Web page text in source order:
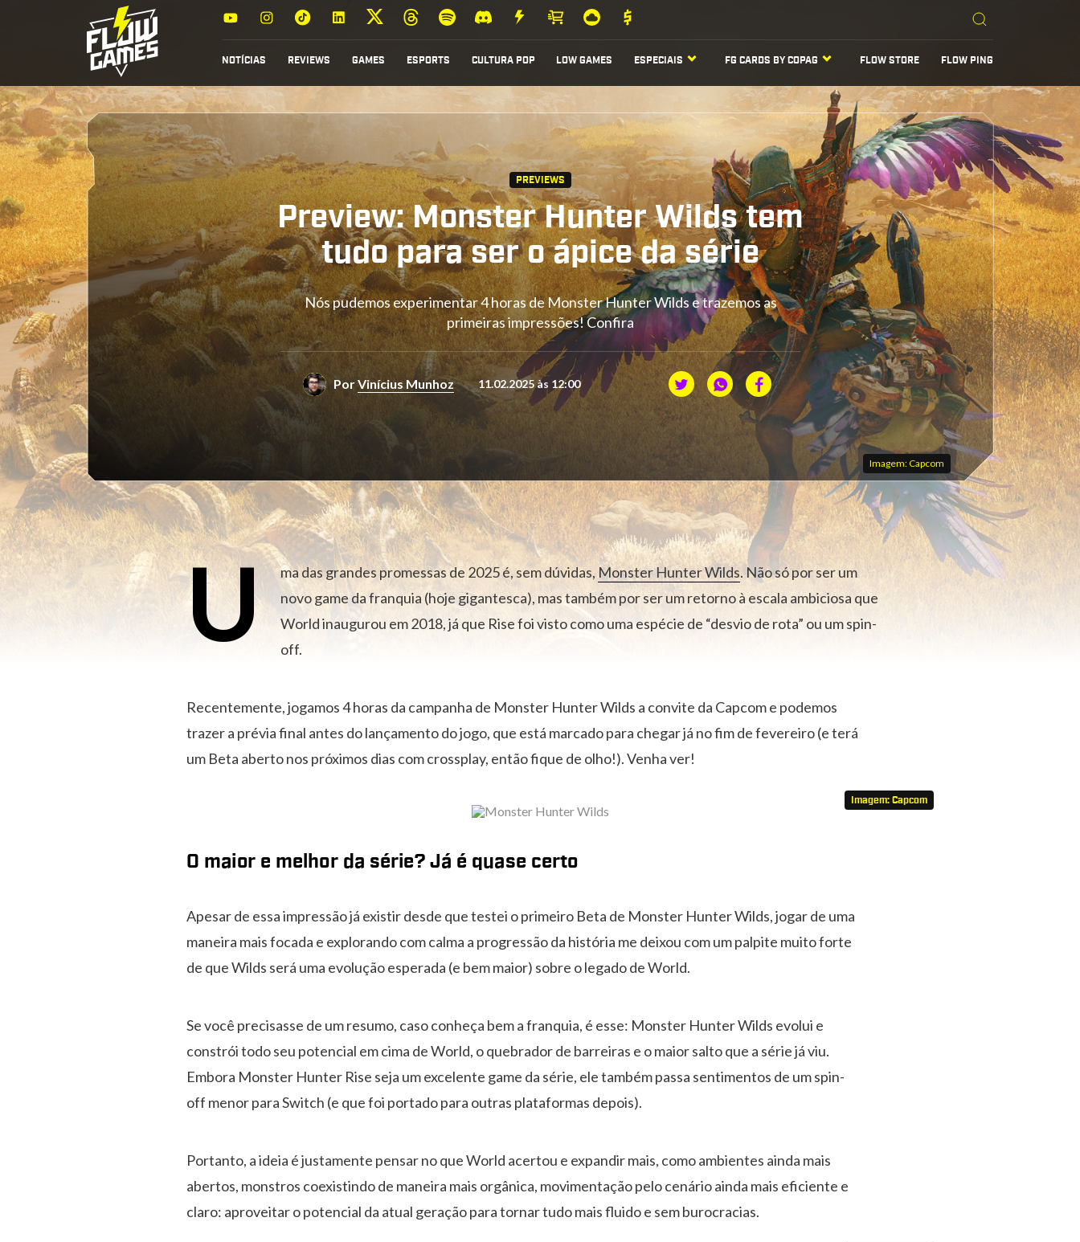
NOTÍCIAS REVIEWS GAMES ESPORTS CULTURA POP LOW GAMES ESPECIAIS FG CARDS BY COPAG FLOW STORE FLOW PING
PREVIEWS
Preview: Monster Hunter Wilds tem
tudo para ser o ápice da série
Nós pudemos experimentar 4 horas de Monster Hunter Wilds e trazemos as
primeiras impressões! Confira
PorVinícius Munhoz 11.02.2025 às 12:00
Imagem: Capcom
U ma das grandes promessas de 2025 é, sem dúvidas, Monster Hunter Wilds. Não só por ser um
novo game da franquia (hoje gigantesca), mas também por ser um retorno à escala ambiciosa que
World inaugurou em 2018, já que Rise foi visto como uma espécie de “desvio de rota” ou um spin-
off.
Recentemente, jogamos 4 horas da campanha de Monster Hunter Wilds a convite da Capcom e podemos
trazer a prévia final antes do lançamento do jogo, que está marcado para chegar já no fim de fevereiro (e terá
um Beta aberto nos próximos dias com crossplay, então fique de olho!). Venha ver!
Imagem: Capcom
O maior e melhor da série? Já é quase certo
Apesar de essa impressão já existir desde que testei o primeiro Beta de Monster Hunter Wilds, jogar de uma
maneira mais focada e explorando com calma a progressão da história me deixou com um palpite muito forte
de que Wilds será uma evolução esperada (e bem maior) sobre o legado de World.
Se você precisasse de um resumo, caso conheça bem a franquia, é esse: Monster Hunter Wilds evolui e
constrói todo seu potencial em cima de World, o quebrador de barreiras e o maior salto que a série já viu.
Embora Monster Hunter Rise seja um excelente game da série, ele também passa sentimentos de um spin-
off menor para Switch (e que foi portado para outras plataformas depois).
Portanto, a ideia é justamente pensar no que World acertou e expandir mais, como ambientes ainda mais
abertos, monstros coexistindo de maneira mais orgânica, movimentação pelo cenário ainda mais eficiente e
claro: aproveitar o potencial da atual geração para tornar tudo mais fluido e sem burocracias.